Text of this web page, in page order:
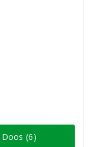
Doos (6)